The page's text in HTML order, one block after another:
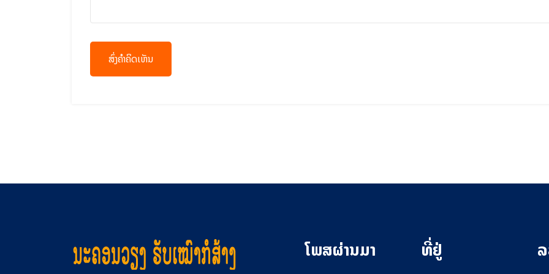
ສົ່ງຄຳຄິດເຫັນ
ໂພສຜ່ານມາ ທີ່ຢູ່